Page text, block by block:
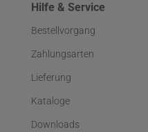
Hilfe & Service
Bestellvorgang
Zahlungsarten
Lieferung
Kataloge
Downloads